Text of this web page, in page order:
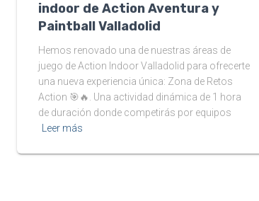
indoor de Action Aventura y
Paintball Valladolid
Hemos renovado una de nuestras áreas de
juego de Action Indoor Valladolid para ofrecerte
una nueva experiencia única: Zona de Retos
Action 🎯🔥. Una actividad dinámica de 1 hora
de duración donde competirás por equipos
Leer más